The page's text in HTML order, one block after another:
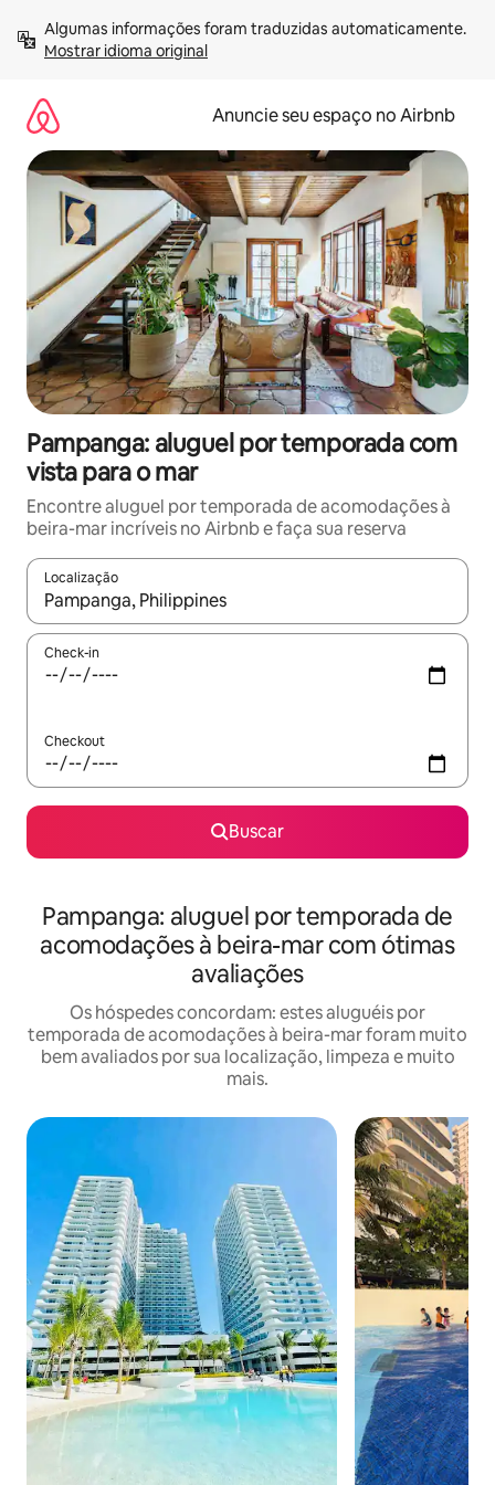
para
Mostrar idioma original
Anuncie seu espaço no Airbnb
Pampanga: aluguel por temporada com
vista para o mar
Encontre aluguel por temporada de acomodações à
beira-mar incríveis no Airbnb e faça sua reserva
Localização
Quando os resultados estiverem disponíveis, explore-os
Check-in
Checkout
Buscar
Pampanga: aluguel por temporada de
acomodações à beira-mar com ótimas
avaliações
Os hóspedes concordam: estes aluguéis por
temporada de acomodações à beira-mar foram muito
bem avaliados por sua localização, limpeza e muito
mais.